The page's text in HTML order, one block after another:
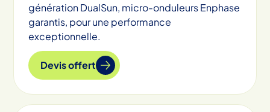
génération DualSun, micro-onduleurs Enphase
garantis, pour une performance
exceptionnelle.
Devis offert